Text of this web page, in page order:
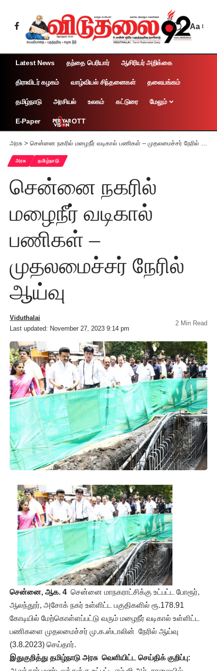
Aa
Latest News தந்தை பெரியார் ஆசிரியர் அறிக்கை
திராவிடர் கழகம் வாழ்வியல் சிந்தனைகள் தலையங்கம்
தமிழ்நாடு அரசியல் உலகம் கட்டுரை மேலும்
E-Paper OTT
அரசு > சென்னை நகரில் மழைநீர் வடிகால் பணிகள் – முதலமைச்சர் நேரில் ஆய்வு
அரசு தமிழ்நாடு
சென்னை நகரில்
மழைநீர் வடிகால்
பணிகள் –
முதலமைச்சர் நேரில்
ஆய்வு
Last updated: November 27, 2023 9:14 pm
Viduthalai
2 Min Read
சென்னை, ஆக. 4 சென்னை மாநகராட்சிக்கு உட்பட்ட போரூர்,
ஆலந்தூர், அசோக் நகர் உள்ளிட்ட பகுதிகளில் ரூ.178.91
கோடியில் மேற்கொள்ளப்பட்டு வரும் மழைநீர் வடிகால் உள்ளிட்ட
பணிகளை முதலமைச்சர் மு.க.ஸ்டாலின் நேரில் ஆய்வு
(3.8.2023) செய்தார்.
இதுகுறித்து தமிழ்நாடு அரசு வெளியிட்ட செய்திக் குறிப்பு: